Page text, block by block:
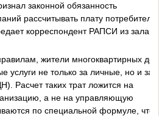
законной обязанность
рассчитывать плату
корреспондент РАПСИ из зала
жители многоквартирных
услуги не только за личные, но и за
Расчет таких трат ложится на
а не на управляющую
по специальной формуле, что